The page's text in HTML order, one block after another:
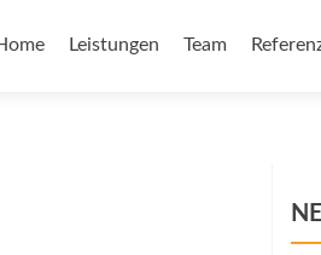
Leistungen Team